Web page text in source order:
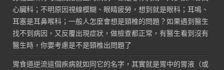
心臟科；不明原因視線模糊、眼睛疲勞，想到就是眼科；耳鳴、
耳塞是耳鼻喉科；一般人怎麼會想是頸椎的問題？如果遇到醫生
找不到病因，又反覆出現症狀，做檢查都正常，有醫生看到沒有
醫生時，你要考慮是不是頸椎出問題了
胃食道逆流這個疾病就如同它的名字，其實就是胃中的胃液（或